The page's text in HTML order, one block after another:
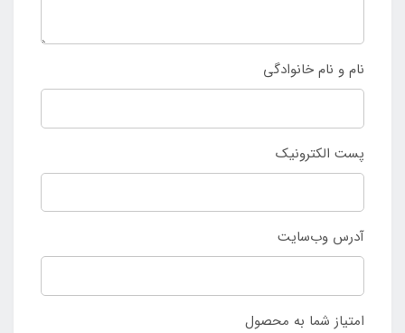
نام و نام خانوادگی
پست الکترونیک
آدرس وب‌سایت
امتیاز شما به محصول